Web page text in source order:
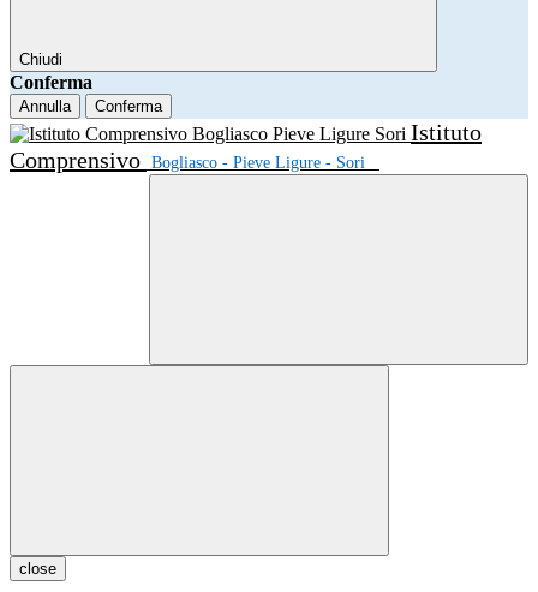
Chiudi
Conferma
Annulla Conferma
Istituto
Comprensivo Bogliasco - Pieve Ligure - Sori
close